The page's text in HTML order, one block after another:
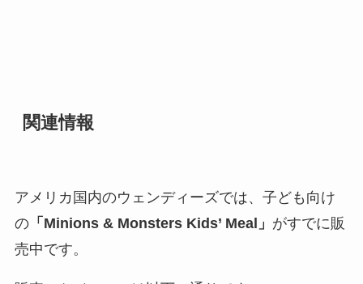
関連情報
アメリカ国内のウェンディーズでは、子ども向け
の「Minions & Monsters Kids’ Meal」 がすでに販
売中です。